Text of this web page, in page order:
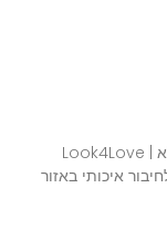
היכרויות עם קוקסינליות בקריות – המדריך המלא | Look4Love
איכותי באזור